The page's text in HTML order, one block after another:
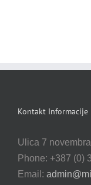
Kontakt Informacije
Ulica 7
Phone: +387 (0)
Email: